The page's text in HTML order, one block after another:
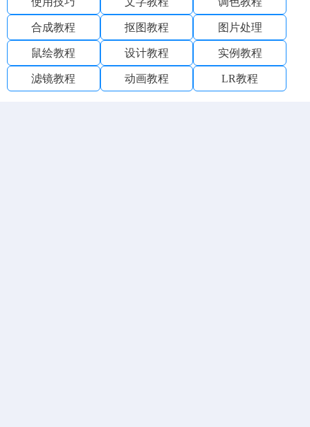
合成教程 抠图教程 图片处理
鼠绘教程 设计教程 实例教程
滤镜教程 动画教程 LR教程